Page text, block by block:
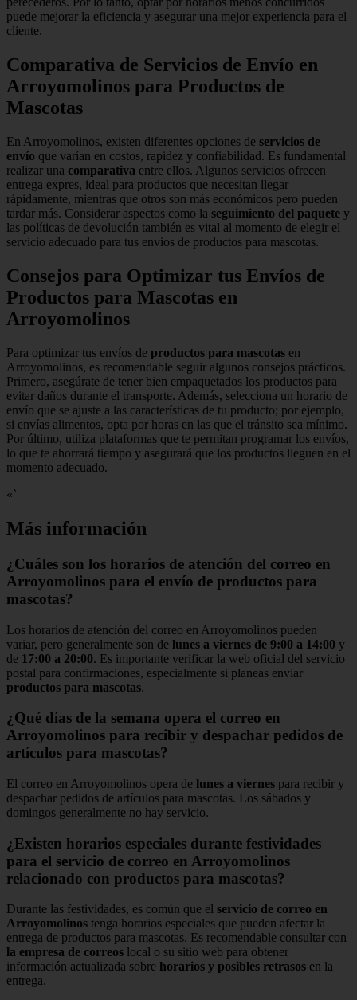
puede mejorar la eficiencia y asegurar una mejor experiencia para el
cliente.
Comparativa de Servicios de Envío en
Arroyomolinos para Productos de
Mascotas
En Arroyomolinos, existen diferentes opciones de servicios de
envío que varían en costos, rapidez y confiabilidad. Es fundamental
realizar una comparativa entre ellos. Algunos servicios ofrecen
entrega expres, ideal para productos que necesitan llegar
rápidamente, mientras que otros son más económicos pero pueden
tardar más. Considerar aspectos como la seguimiento del paquete y
las políticas de devolución también es vital al momento de elegir el
servicio adecuado para tus envíos de productos para mascotas.
Consejos para Optimizar tus Envíos de
Productos para Mascotas en
Arroyomolinos
Para optimizar tus envíos de productos para mascotas en
Arroyomolinos, es recomendable seguir algunos consejos prácticos.
Primero, asegúrate de tener bien empaquetados los productos para
evitar daños durante el transporte. Además, selecciona un horario de
envío que se ajuste a las características de tu producto; por ejemplo,
si envías alimentos, opta por horas en las que el tránsito sea mínimo.
Por último, utiliza plataformas que te permitan programar los envíos,
lo que te ahorrará tiempo y asegurará que los productos lleguen en el
momento adecuado.
«`
Más información
¿Cuáles son los horarios de atención del correo en
Arroyomolinos para el envío de productos para
mascotas?
Los horarios de atención del correo en Arroyomolinos pueden
variar, pero generalmente son de lunes a viernes de 9:00 a 14:00 y
de 17:00 a 20:00. Es importante verificar la web oficial del servicio
postal para confirmaciones, especialmente si planeas enviar
productos para mascotas.
¿Qué días de la semana opera el correo en
Arroyomolinos para recibir y despachar pedidos de
artículos para mascotas?
El correo en Arroyomolinos opera de lunes a viernes para recibir y
despachar pedidos de artículos para mascotas. Los sábados y
domingos generalmente no hay servicio.
¿Existen horarios especiales durante festividades
para el servicio de correo en Arroyomolinos
relacionado con productos para mascotas?
Durante las festividades, es común que el servicio de correo en
Arroyomolinos tenga horarios especiales que pueden afectar la
entrega de productos para mascotas. Es recomendable consultar con
la empresa de correos local o su sitio web para obtener
información actualizada sobre horarios y posibles retrasos en la
entrega.